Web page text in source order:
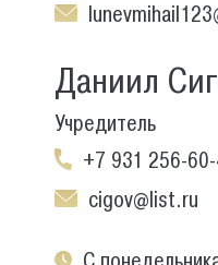
Даниил
Учредитель
+7 931 256-
cigov@list.ru